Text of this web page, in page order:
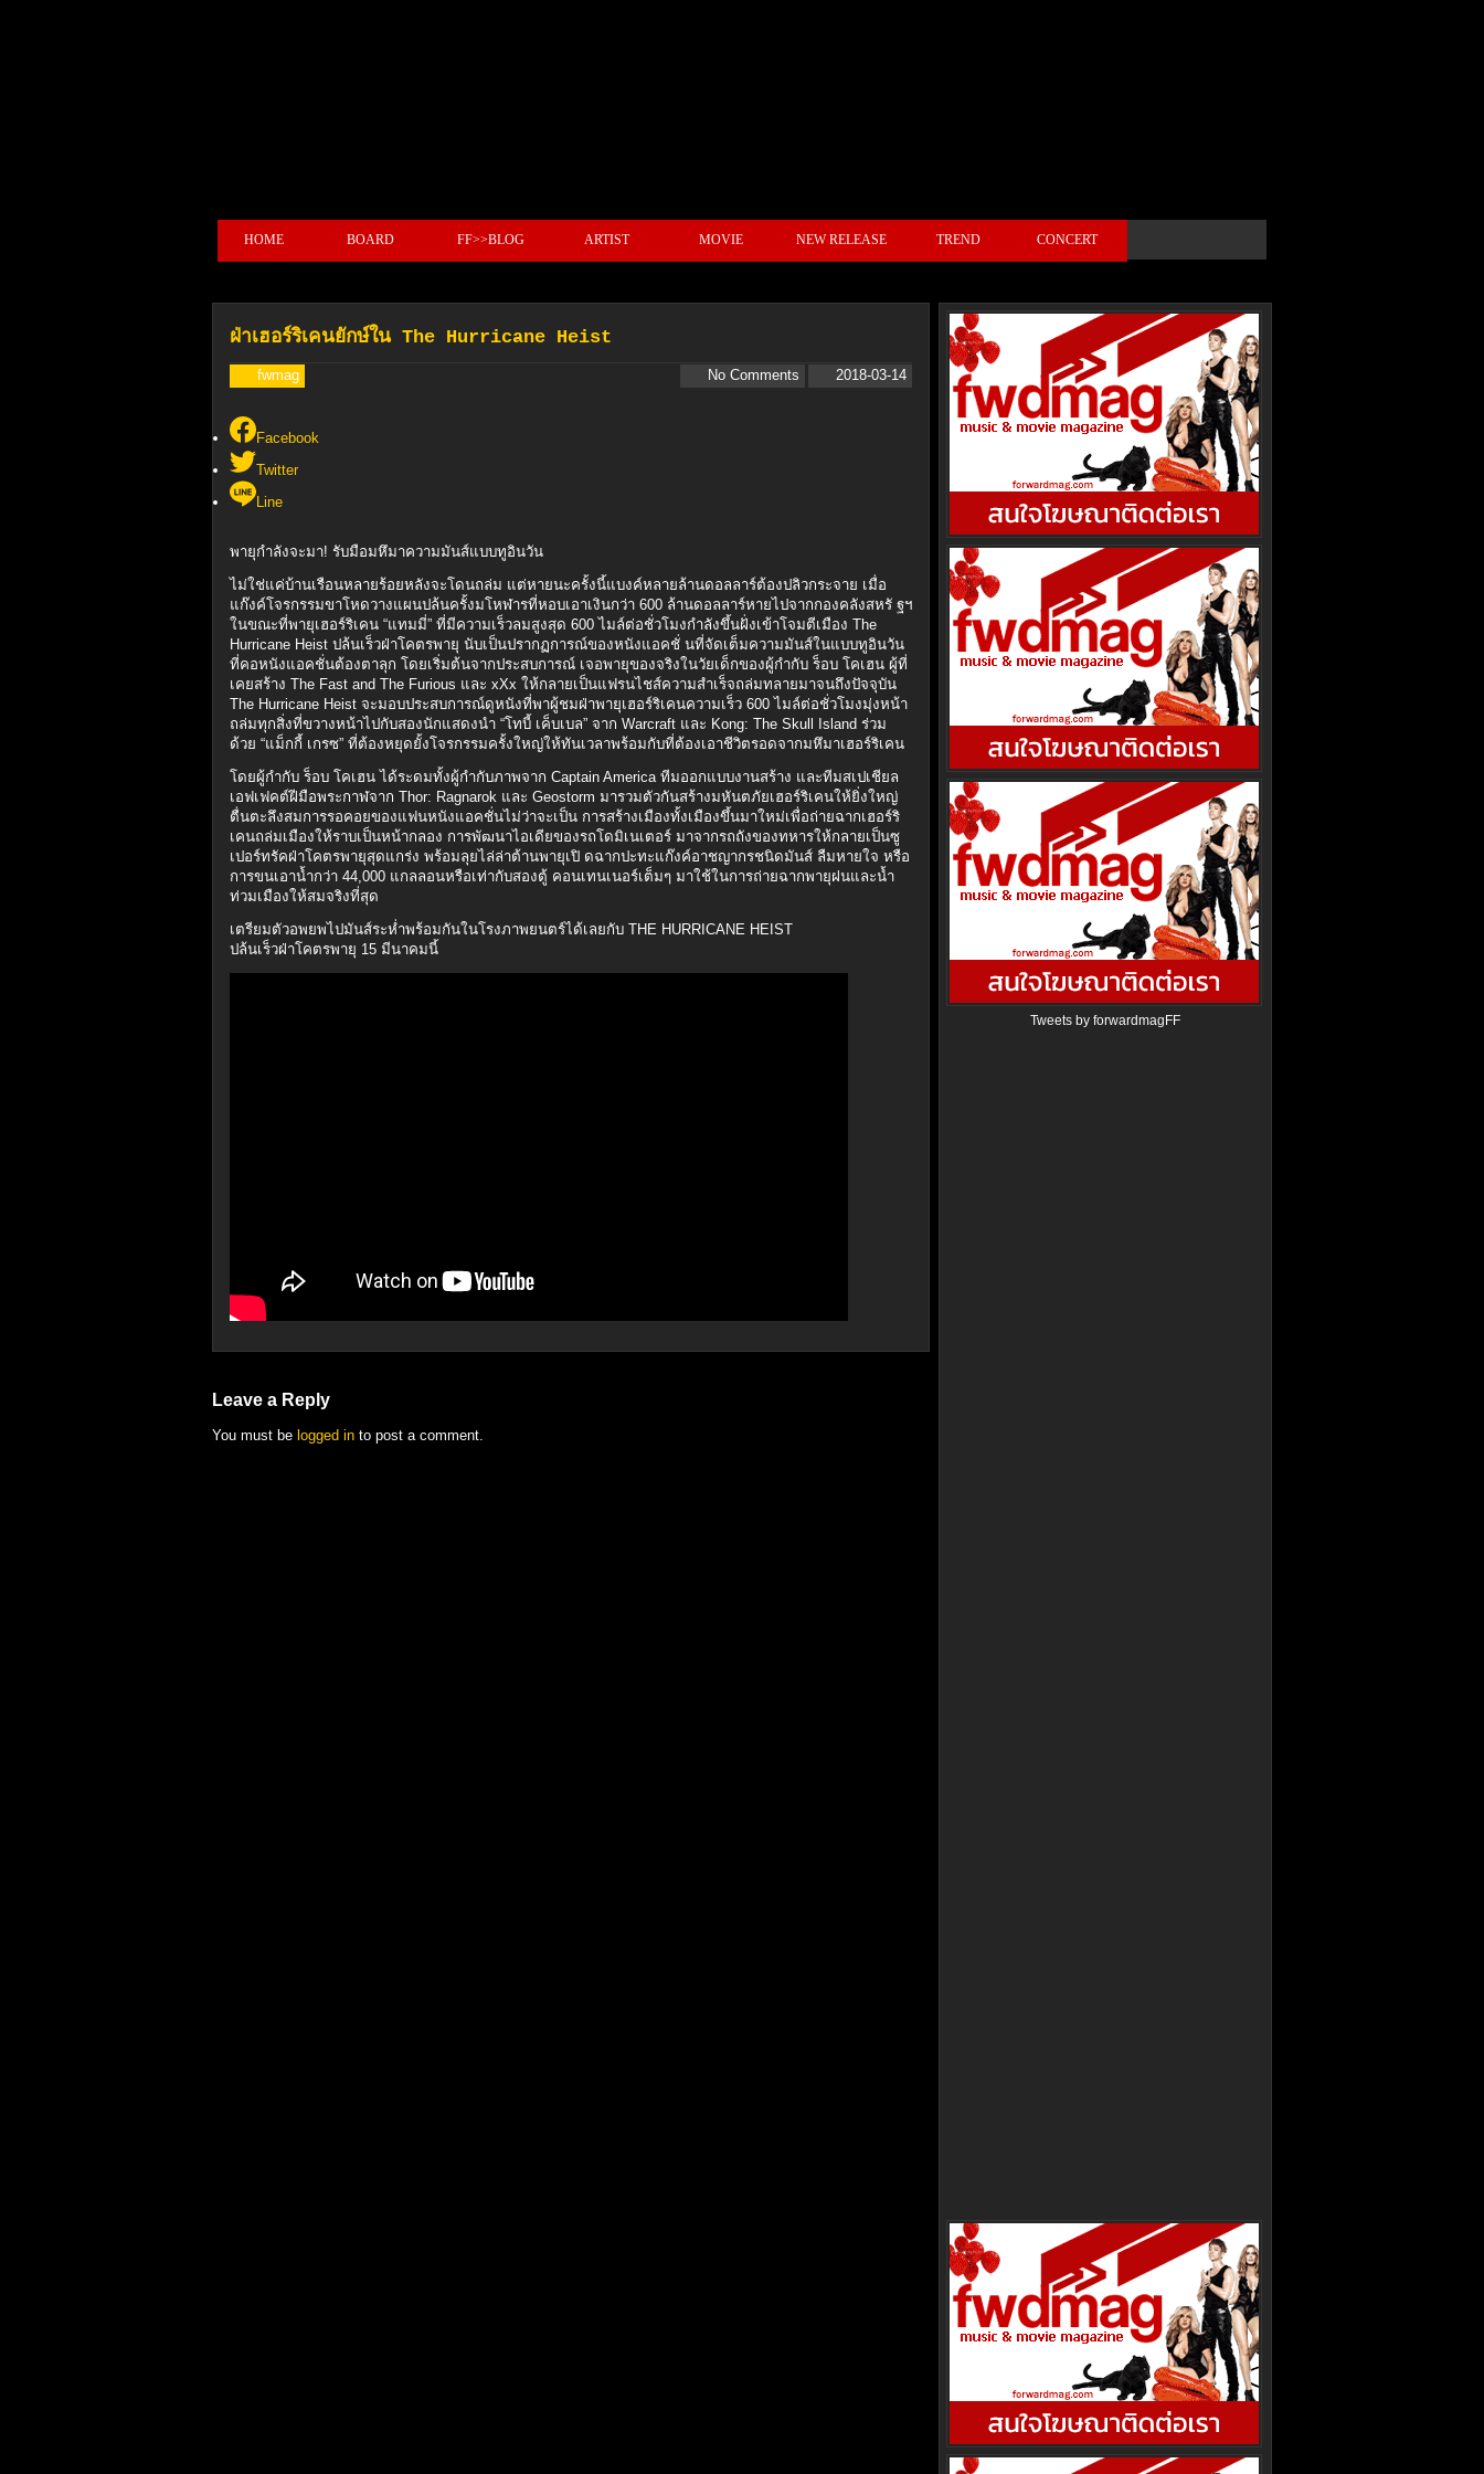
HOME BOARD FF>>BLOG ARTIST MOVIE NEW RELEASE TREND CONCERT
ฝ่าเฮอร์ริเคนยักษ์ใน The Hurricane Heist
No Comments 2018-03-14
fwmag
Facebook
Twitter
Line
พายุกำลังจะมา! รับมือมหึมาความมันส์แบบทูอินวัน
ไม่ใช่แค่บ้านเรือนหลายร้อยหลังจะโดนถล่ม แต่หายนะครั้งนี้แบงค์หลายล้านดอลลาร์ต้องปลิวกระจาย เมื่อ
แก๊งค์โจรกรรมขาโหดวางแผนปล้นครั้งมโหฬารที่หอบเอาเงินกว่า 600 ล้านดอลลาร์หายไปจากกองคลังสหรั ฐฯ
ในขณะที่พายุเฮอร์ริเคน “แทมมี่” ที่มีความเร็วลมสูงสุด 600 ไมล์ต่อชั่วโมงกำลังขึ้นฝั่งเข้าโจมตีเมือง The
Hurricane Heist ปล้นเร็วฝ่าโคตรพายุ นับเป็นปรากฏการณ์ของหนังแอคชั่ นที่จัดเต็มความมันส์ในแบบทูอินวัน
ที่คอหนังแอคชั่นต้องตาลุก โดยเริ่มต้นจากประสบการณ์ เจอพายุของจริงในวัยเด็กของผู้กำกับ ร็อบ โคเฮน ผู้ที่
เคยสร้าง The Fast and The Furious และ xXx ให้กลายเป็นแฟรนไชส์ความสำเร็จถล่มทลายมาจนถึงปัจจุบัน
The Hurricane Heist จะมอบประสบการณ์ดูหนังที่พาผู้ชมฝ่าพายุเฮอร์ริเคนความเร็ว 600 ไมล์ต่อชั่วโมงมุ่งหน้า
ถล่มทุกสิ่งที่ขวางหน้าไปกับสองนักแสดงนำ “โทบี้ เค็บเบล” จาก Warcraft และ Kong: The Skull Island ร่วม
ด้วย “แม็กกี้ เกรซ” ที่ต้องหยุดยั้งโจรกรรมครั้งใหญ่ให้ทันเวลาพร้อมกับที่ต้องเอาชีวิตรอดจากมหึมาเฮอร์ริเคน
โดยผู้กำกับ ร็อบ โคเฮน ได้ระดมทั้งผู้กำกับภาพจาก Captain America ทีมออกแบบงานสร้าง และทีมสเปเชียล
เอฟเฟคต์ฝีมือพระกาฬจาก Thor: Ragnarok และ Geostorm มารวมตัวกันสร้างมหันตภัยเฮอร์ริเคนให้ยิ่งใหญ่
ตื่นตะลึงสมการรอคอยของแฟนหนังแอคชั่นไม่ว่าจะเป็น การสร้างเมืองทั้งเมืองขึ้นมาใหม่เพื่อถ่ายฉากเฮอร์ริ
เคนถล่มเมืองให้ราบเป็นหน้ากลอง การพัฒนาไอเดียของรถโดมิเนเตอร์ มาจากรถถังของทหารให้กลายเป็นซู
เปอร์ทรัคฝ่าโคตรพายุสุดแกร่ง พร้อมลุยไล่ล่าต้านพายุเปิ ดฉากปะทะแก๊งค์อาชญากรชนิดมันส์ ลืมหายใจ หรือ
การขนเอาน้ำกว่า 44,000 แกลลอนหรือเท่ากับสองตู้ คอนเทนเนอร์เต็มๆ มาใช้ในการถ่ายฉากพายุฝนและน้ำ
ท่วมเมืองให้สมจริงที่สุด
เตรียมตัวอพยพไปมันส์ระห่ำพร้อมกันในโรงภาพยนตร์ได้เลยกับ THE HURRICANE HEIST
ปล้นเร็วฝ่าโคตรพายุ 15 มีนาคมนี้
Leave a Reply
You must be logged in to post a comment.
Tweets by forwardmagFF